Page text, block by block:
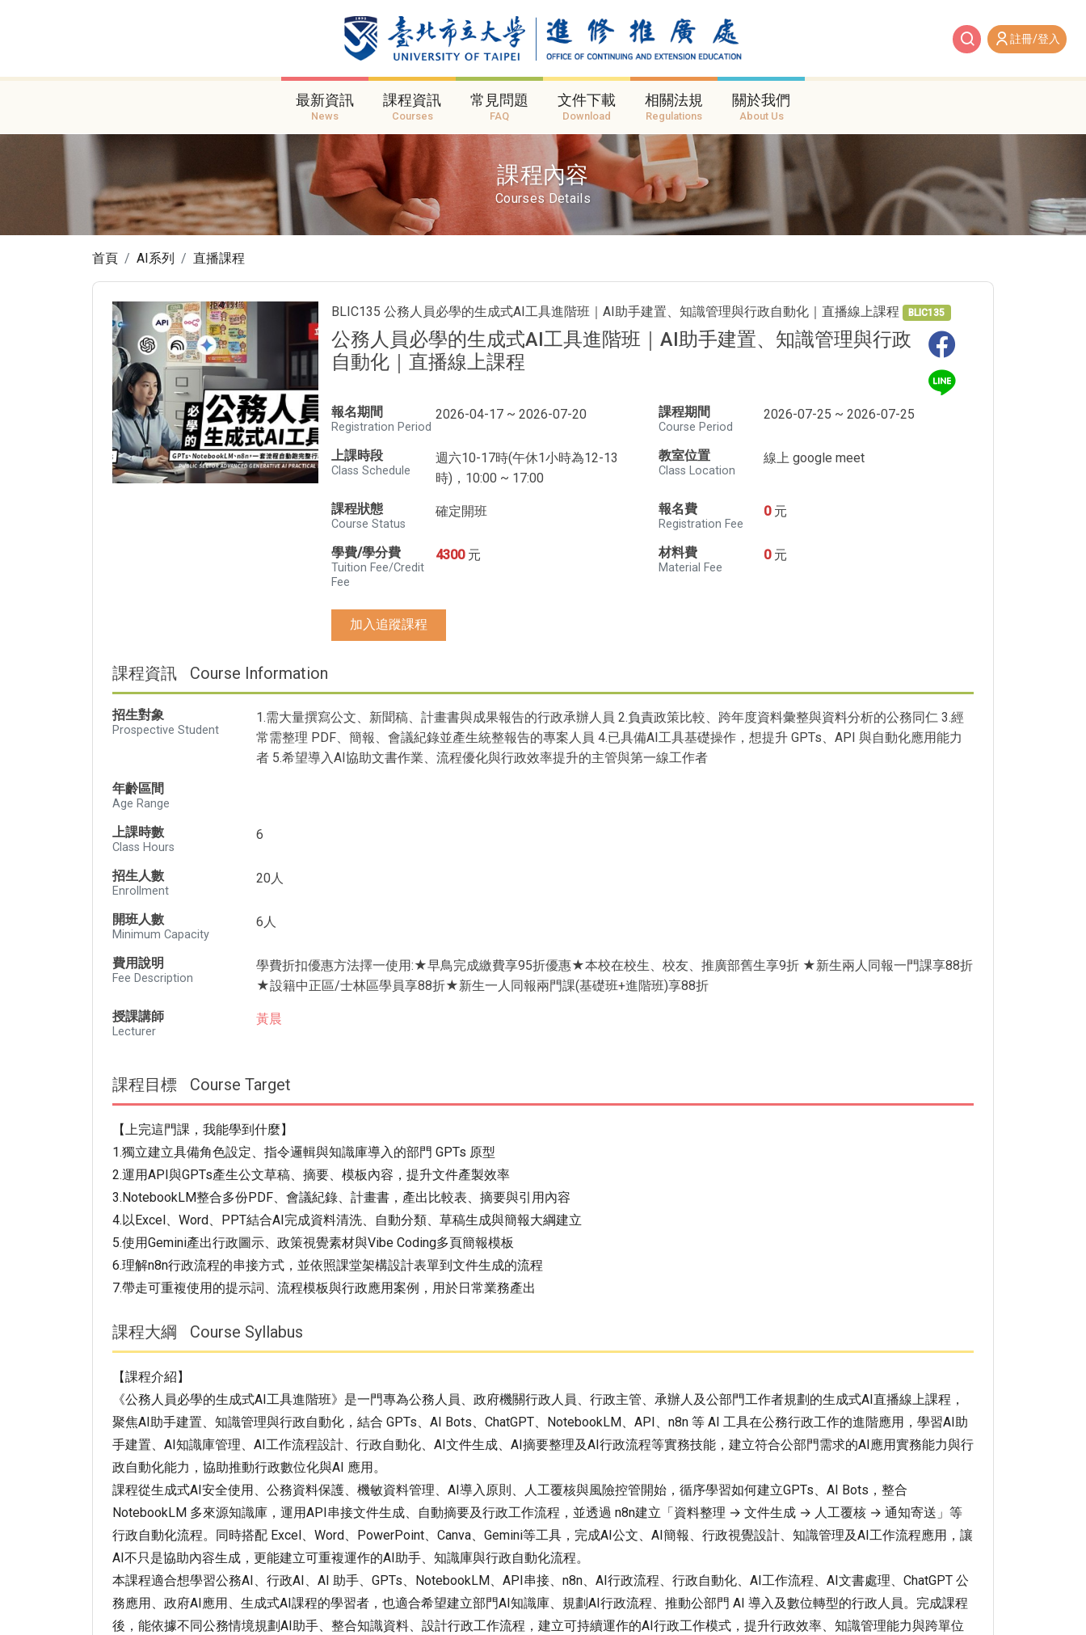
註冊/登入
最新資訊
News
課程資訊
Courses
常見問題
FAQ
文件下載
Download
相關法規
Regulations
關於我們
About Us
課程內容
Courses Details
首頁 AI系列 直播課程
BLIC135 公務人員必學的生成式AI工具進階班｜AI助手建置、知識管理與行政自動化｜直播線上課程 BLIC135
公務人員必學的生成式AI工具進階班｜AI助手建置、知識管理與行政
自動化｜直播線上課程
報名期間
Registration Period
2026-04-17 ~ 2026-07-20 課程期間
Course Period
2026-07-25 ~ 2026-07-25
上課時段
Class Schedule
週六10-17時(午休1小時為12-13
時)，10:00 ~ 17:00
教室位置
Class Location
線上 google meet
課程狀態
Course Status
確定開班 報名費
Registration Fee
0 元
學費/學分費
Tuition Fee/Credit
Fee
4300 元 材料費
Material Fee
0 元
加入追蹤課程
課程資訊 Course Information
招生對象
Prospective Student
1.需大量撰寫公文、新聞稿、計畫書與成果報告的行政承辦人員 2.負責政策比較、跨年度資料彙整與資料分析的公務同仁 3.經
常需整理 PDF、簡報、會議紀錄並產生統整報告的專案人員 4.已具備AI工具基礎操作，想提升 GPTs、API 與自動化應用能力
者 5.希望導入AI協助文書作業、流程優化與行政效率提升的主管與第一線工作者
年齡區間
Age Range
上課時數
Class Hours
6
招生人數
Enrollment
20人
開班人數
Minimum Capacity
6人
費用說明
Fee Description
學費折扣優惠方法擇一使用:★早鳥完成繳費享95折優惠★本校在校生、校友、推廣部舊生享9折 ★新生兩人同報一門課享88折
★設籍中正區/士林區學員享88折★新生一人同報兩門課(基礎班+進階班)享88折
授課講師
Lecturer
黃晨
課程目標 Course Target
【上完這門課，我能學到什麼】
1.獨立建立具備角色設定、指令邏輯與知識庫導入的部門 GPTs 原型
2.運用API與GPTs產生公文草稿、摘要、模板內容，提升文件產製效率
3.NotebookLM整合多份PDF、會議紀錄、計畫書，產出比較表、摘要與引用內容
4.以Excel、Word、PPT結合AI完成資料清洗、自動分類、草稿生成與簡報大綱建立
5.使用Gemini產出行政圖示、政策視覺素材與Vibe Coding多頁簡報模板
6.理解n8n行政流程的串接方式，並依照課堂架構設計表單到文件生成的流程
7.帶走可重複使用的提示詞、流程模板與行政應用案例，用於日常業務產出
課程大綱 Course Syllabus
【課程介紹】
《公務人員必學的生成式AI工具進階班》是一門專為公務人員、政府機關行政人員、行政主管、承辦人及公部門工作者規劃的生成式AI直播線上課程，
聚焦AI助手建置、知識管理與行政自動化，結合 GPTs、AI Bots、ChatGPT、NotebookLM、API、n8n 等 AI 工具在公務行政工作的進階應用，學習AI助
手建置、AI知識庫管理、AI工作流程設計、行政自動化、AI文件生成、AI摘要整理及AI行政流程等實務技能，建立符合公部門需求的AI應用實務能力與行
政自動化能力，協助推動行政數位化與AI 應用。
課程從生成式AI安全使用、公務資料保護、機敏資料管理、AI導入原則、人工覆核與風險控管開始，循序學習如何建立GPTs、AI Bots，整合
NotebookLM 多來源知識庫，運用API串接文件生成、自動摘要及行政工作流程，並透過 n8n建立「資料整理 → 文件生成 → 人工覆核 → 通知寄送」等
行政自動化流程。同時搭配 Excel、Word、PowerPoint、Canva、Gemini等工具，完成AI公文、AI簡報、行政視覺設計、知識管理及AI工作流程應用，讓
AI不只是協助內容生成，更能建立可重複運作的AI助手、知識庫與行政自動化流程。
本課程適合想學習公務AI、行政AI、AI 助手、GPTs、NotebookLM、API串接、n8n、AI行政流程、行政自動化、AI工作流程、AI文書處理、ChatGPT 公
務應用、政府AI應用、生成式AI課程的學習者，也適合希望建立部門AI知識庫、規劃AI行政流程、推動公部門 AI 導入及數位轉型的行政人員。完成課程
後，能依據不同公務情境規劃AI助手、整合知識資料、設計行政工作流程，建立可持續運作的AI行政工作模式，提升行政效率、知識管理能力與跨單位